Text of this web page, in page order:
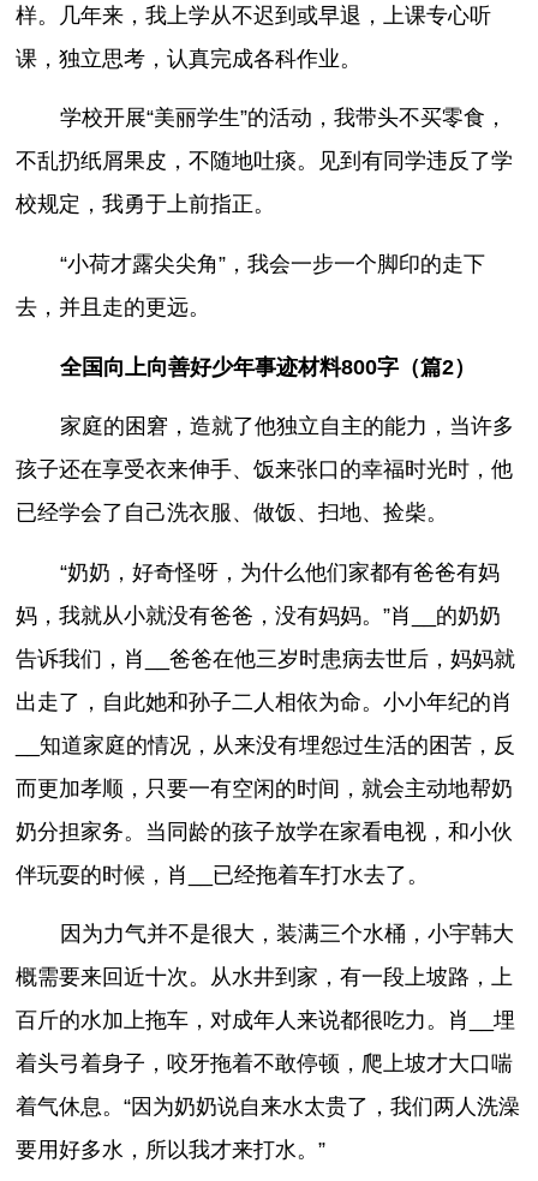
样。几年来，我上学从不迟到或早退，上课专心听
课，独立思考，认真完成各科作业。
学校开展“美丽学生”的活动，我带头不买零食，
不乱扔纸屑果皮，不随地吐痰。见到有同学违反了学
校规定，我勇于上前指正。
“小荷才露尖尖角”，我会一步一个脚印的走下
去，并且走的更远。
全国向上向善好少年事迹材料800字（篇2）
家庭的困窘，造就了他独立自主的能力，当许多
孩子还在享受衣来伸手、饭来张口的幸福时光时，他
已经学会了自己洗衣服、做饭、扫地、捡柴。
“奶奶，好奇怪呀，为什么他们家都有爸爸有妈
妈，我就从小就没有爸爸，没有妈妈。”肖__的奶奶
告诉我们，肖__爸爸在他三岁时患病去世后，妈妈就
出走了，自此她和孙子二人相依为命。小小年纪的肖
__知道家庭的情况，从来没有埋怨过生活的困苦，反
而更加孝顺，只要一有空闲的时间，就会主动地帮奶
奶分担家务。当同龄的孩子放学在家看电视，和小伙
伴玩耍的时候，肖__已经拖着车打水去了。
因为力气并不是很大，装满三个水桶，小宇韩大
概需要来回近十次。从水井到家，有一段上坡路，上
百斤的水加上拖车，对成年人来说都很吃力。肖__埋
着头弓着身子，咬牙拖着不敢停顿，爬上坡才大口喘
着气休息。“因为奶奶说自来水太贵了，我们两人洗澡
要用好多水，所以我才来打水。”